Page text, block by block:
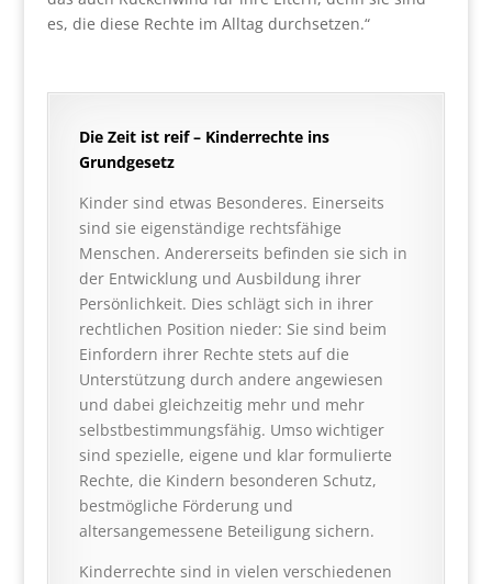
es, die diese Rechte im Alltag durchsetzen.“
Die Zeit ist reif – Kinderrechte ins
Grundgesetz
Kinder sind etwas Besonderes. Einerseits
sind sie eigenständige rechtsfähige
Menschen. Andererseits befinden sie sich in
der Entwicklung und Ausbildung ihrer
Persönlichkeit. Dies schlägt sich in ihrer
rechtlichen Position nieder: Sie sind beim
Einfordern ihrer Rechte stets auf die
Unterstützung durch andere angewiesen
und dabei gleichzeitig mehr und mehr
selbstbestimmungsfähig. Umso wichtiger
sind spezielle, eigene und klar formulierte
Rechte, die Kindern besonderen Schutz,
bestmögliche Förderung und
altersangemessene Beteiligung sichern.
Kinderrechte sind in vielen verschiedenen